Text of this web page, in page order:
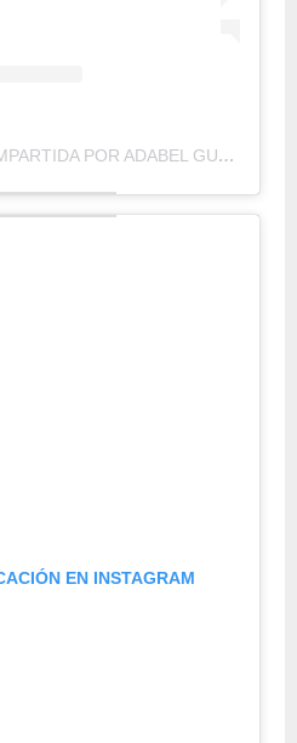
UNA PUBLICACIÓN COMPARTIDA POR ADABEL GUERRERO (@ADABELGUERRERO)
EN INSTAGRAM